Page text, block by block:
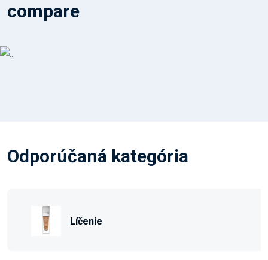
compare
Odporúčaná kategória
Líčenie